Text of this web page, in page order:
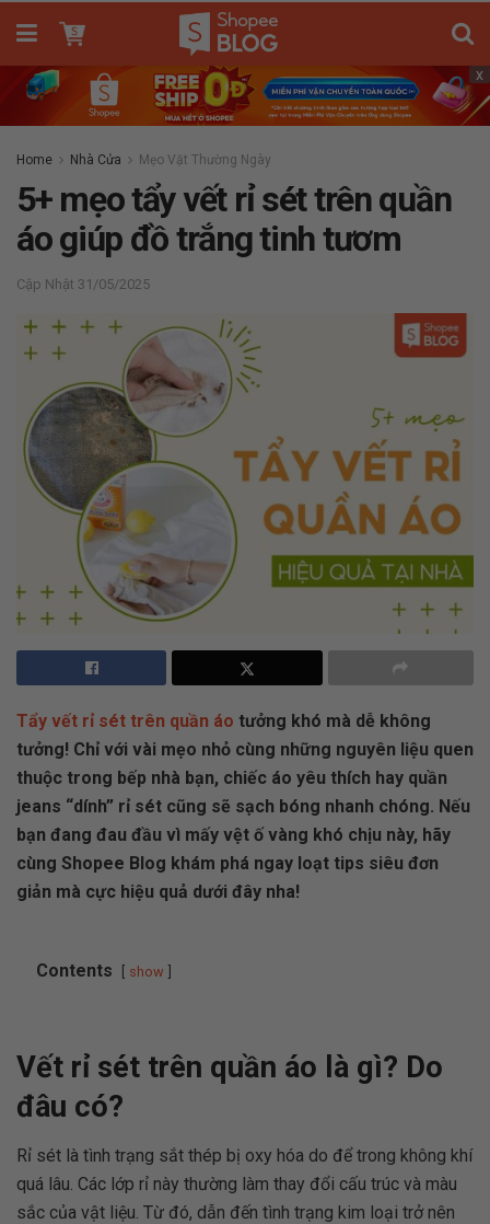
x
Home Nhà Cửa Mẹo Vặt Thường Ngày
5+ mẹo tẩy vết rỉ sét trên quần
áo giúp đồ trắng tinh tươm
31/05/2025
Tẩy vết rỉ sét trên quần áo tưởng khó mà dễ không
tưởng! Chỉ với vài mẹo nhỏ cùng những nguyên liệu quen
thuộc trong bếp nhà bạn, chiếc áo yêu thích hay quần
jeans “dính” rỉ sét cũng sẽ sạch bóng nhanh chóng. Nếu
bạn đang đau đầu vì mấy vệt ố vàng khó chịu này, hãy
cùng Shopee Blog khám phá ngay loạt tips siêu đơn
giản mà cực hiệu quả dưới đây nha!
Contents show
Vết rỉ sét trên quần áo là gì? Do
đâu có?
Rỉ sét là tình trạng sắt thép bị oxy hóa do để trong không khí
quá lâu. Các lớp rỉ này thường làm thay đổi cấu trúc và màu
sắc của vật liệu. Từ đó, dẫn đến tình trạng kim loại trở nên